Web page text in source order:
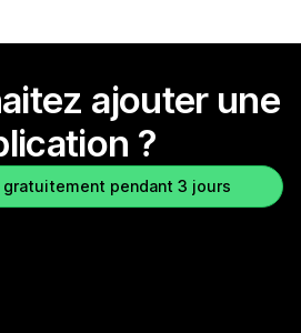
ajouter une
?
gratuitement pendant 3 jours